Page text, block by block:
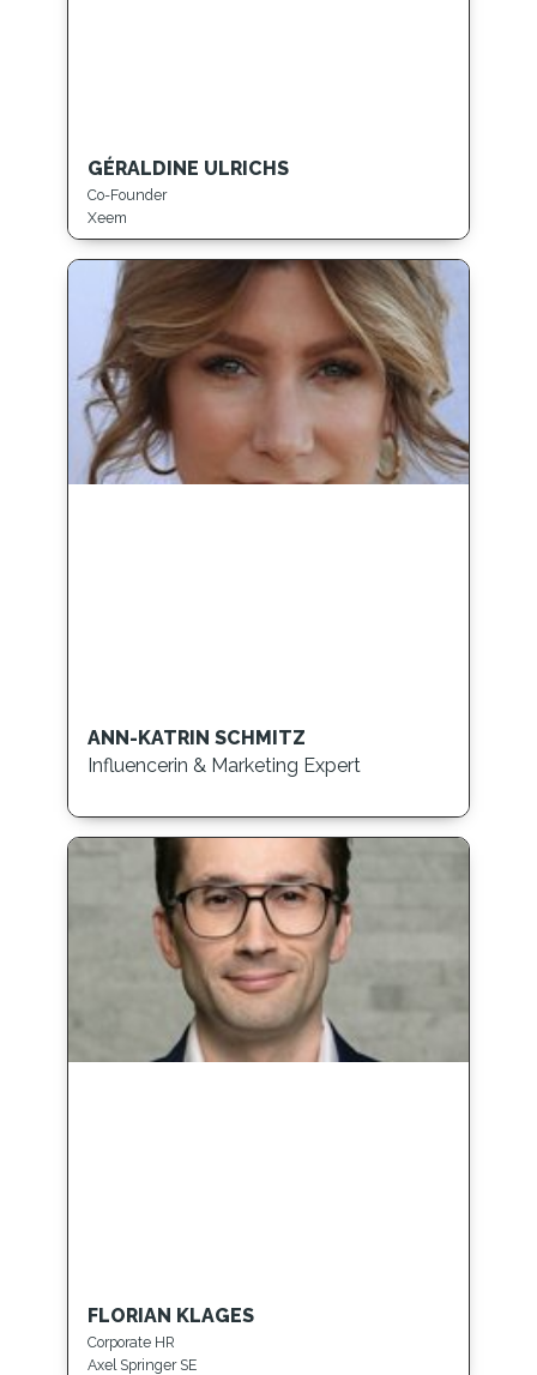
GÉRALDINE ULRICHS
Co-Founder
Xeem
ANN-KATRIN SCHMITZ
Influencerin & Marketing Expert
FLORIAN KLAGES
Corporate HR
Axel Springer SE